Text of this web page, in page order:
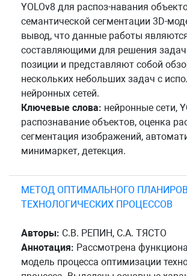
YOLOv8 для распоз-навания
семантической сегментации 3D-
вывод, что данные работы
составляющими для решения
позиции и представляют собой
нескольких небольших задач с
нейронных сетей.
Ключевые слова: нейронные сети,
распознавание объектов, оценка
сегментация изображений,
минимаркет, детекция.
МЕТОД ОПТИМАЛЬНОГО
ТЕХНОЛОГИЧЕСКИХ ПРОЦЕССОВ
Авторы: С.В. РЕПИН, С.А. ТЯСТО
Аннотация: Рассмотрена
модель процесса оптимизации